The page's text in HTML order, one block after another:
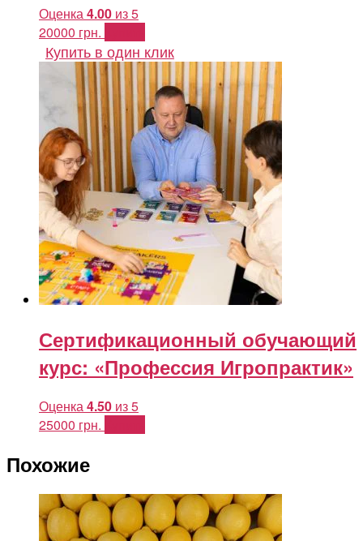
Оценка4.00 из 5
20000 грн.
Купить в один клик
Сертификационный обучающий
курс: «Профессия Игропрактик»
Оценка4.50 из 5
25000 грн.
Похожие